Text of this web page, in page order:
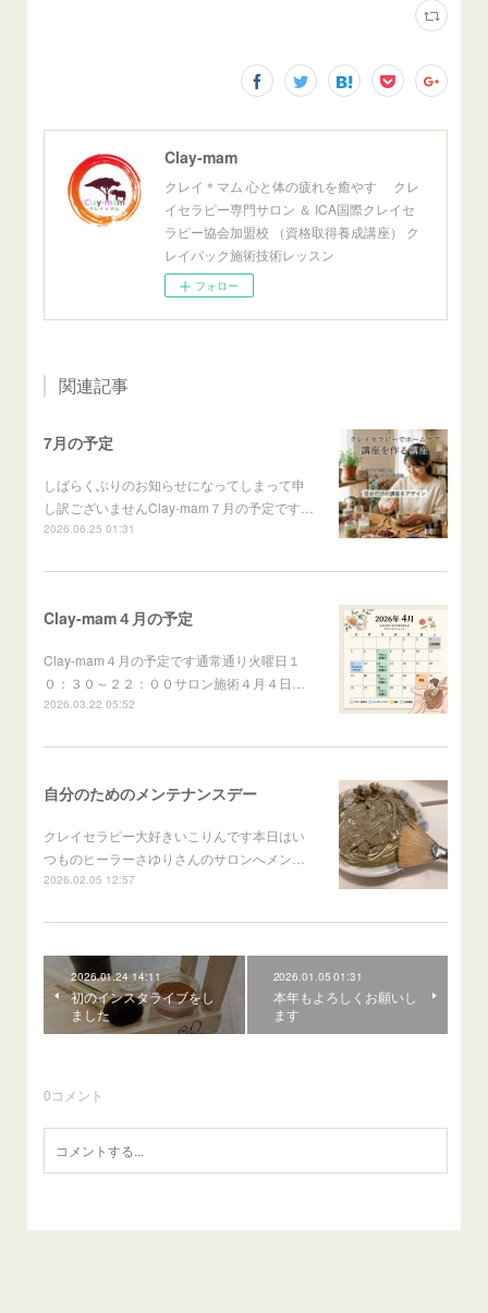
Clay-mam
クレイ＊マム 心と体の疲れを癒やす クレ
イセラピー専門サロン ＆ ICA国際クレイセ
ラピー協会加盟校 （資格取得養成講座） ク
レイパック施術技術レッスン
フォロー
関連記事
7月の予定
しばらくぶりのお知らせになってしまって申
し訳ございませんClay-mam７月の予定です…
2026.06.25 01:31
Clay-mam４月の予定
Clay-mam４月の予定です通常通り火曜日１
０：３０～２２：００サロン施術４月４日…
2026.03.22 05:52
自分のためのメンテナンスデー
クレイセラピー大好きいこりんです本日はい
つものヒーラーさゆりさんのサロンへメン…
2026.02.05 12:57
2026.01.24 14:11
初のインスタライブをし
ました
2026.01.05 01:31
本年もよろしくお願いし
ます
0コメント